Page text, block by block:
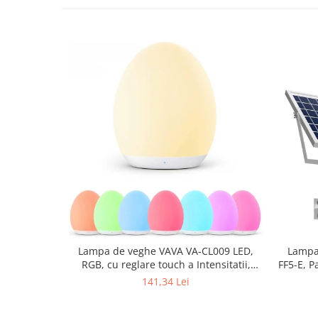
Lampa de veghe VAVA VA-CL009 LED,
RGB, cu reglare touch a Intensitatii,
lumina calda
141,34 Lei
FF5-E,